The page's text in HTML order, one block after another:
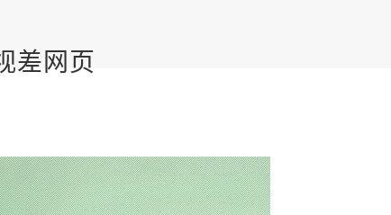
差网页